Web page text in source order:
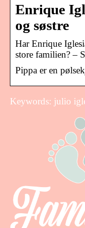
Enrique
og søstre
Har Enrique
store familien? –
Pippa er en
Keywords: julio